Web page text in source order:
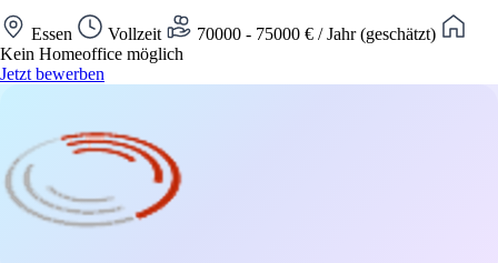
Essen Vollzeit
70000 - 75000 € / Jahr (geschätzt)
Kein Homeoffice möglich
Jetzt bewerben